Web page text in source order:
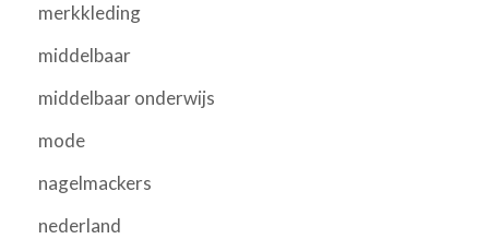
merkkleding
middelbaar
middelbaar onderwijs
mode
nagelmackers
nederland